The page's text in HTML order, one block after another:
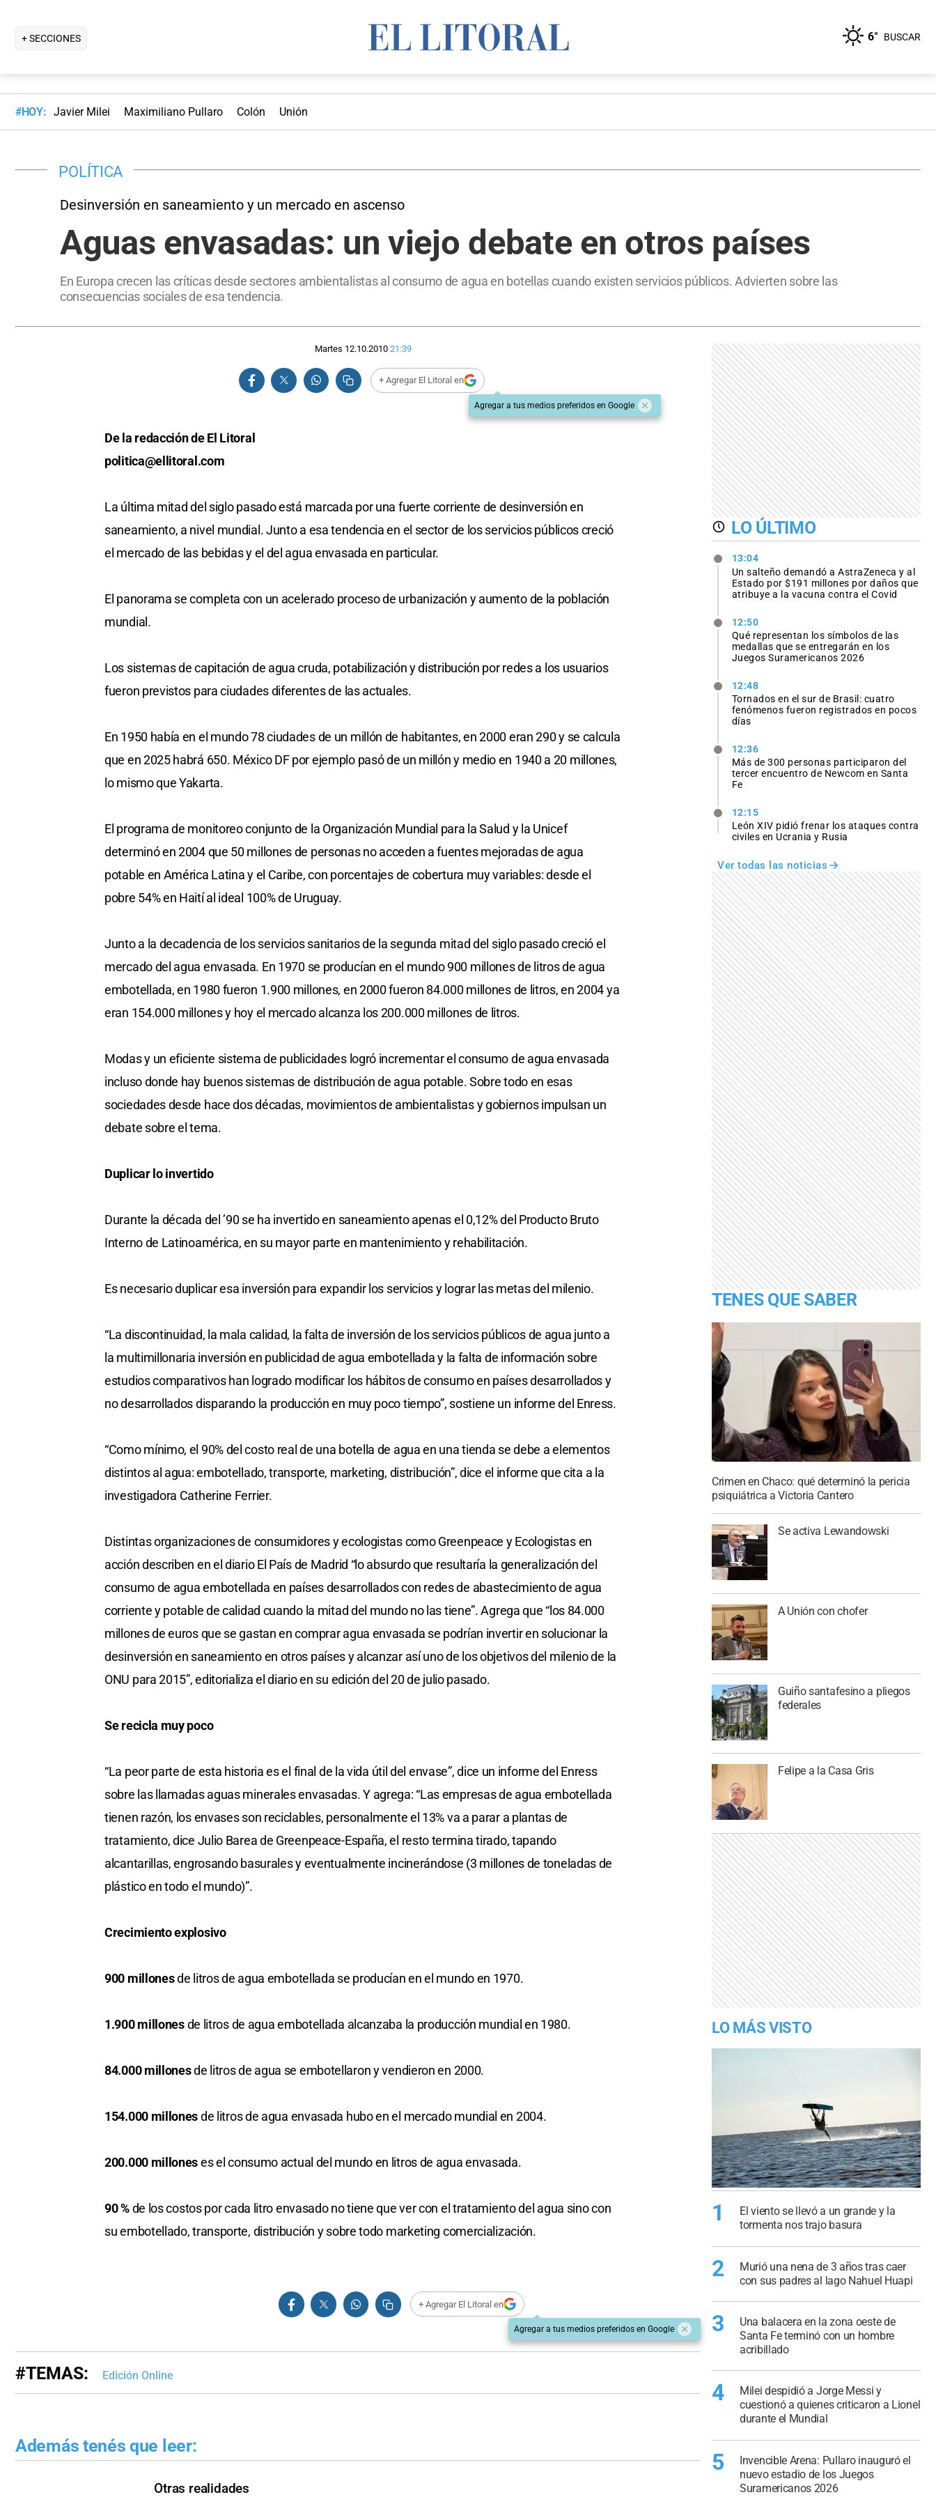
+ SECCIONES 6° BUSCAR
#HOY: Javier Milei Maximiliano Pullaro Colón Unión
POLÍTICA
Desinversión en saneamiento y un mercado en ascenso
Aguas envasadas: un viejo debate en otros países
En Europa crecen las críticas desde sectores ambientalistas al consumo de agua en botellas cuando existen servicios públicos. Advierten sobre las
consecuencias sociales de esa tendencia.
Martes 12.10.2010 21:39
+ Agregar El Litoral en
Agregar a tus medios preferidos en Google
De la redacción de El Litoral
politica@ellitoral.com
La última mitad del siglo pasado está marcada por una fuerte corriente de desinversión en
saneamiento, a nivel mundial. Junto a esa tendencia en el sector de los servicios públicos creció
el mercado de las bebidas y el del agua envasada en particular.
El panorama se completa con un acelerado proceso de urbanización y aumento de la población
mundial.
Los sistemas de capitación de agua cruda, potabilización y distribución por redes a los usuarios
fueron previstos para ciudades diferentes de las actuales.
En 1950 había en el mundo 78 ciudades de un millón de habitantes, en 2000 eran 290 y se calcula
que en 2025 habrá 650. México DF por ejemplo pasó de un millón y medio en 1940 a 20 millones,
lo mismo que Yakarta.
El programa de monitoreo conjunto de la Organización Mundial para la Salud y la Unicef
determinó en 2004 que 50 millones de personas no acceden a fuentes mejoradas de agua
potable en América Latina y el Caribe, con porcentajes de cobertura muy variables: desde el
pobre 54% en Haití al ideal 100% de Uruguay.
Junto a la decadencia de los servicios sanitarios de la segunda mitad del siglo pasado creció el
mercado del agua envasada. En 1970 se producían en el mundo 900 millones de litros de agua
embotellada, en 1980 fueron 1.900 millones, en 2000 fueron 84.000 millones de litros, en 2004 ya
eran 154.000 millones y hoy el mercado alcanza los 200.000 millones de litros.
Modas y un eficiente sistema de publicidades logró incrementar el consumo de agua envasada
incluso donde hay buenos sistemas de distribución de agua potable. Sobre todo en esas
sociedades desde hace dos décadas, movimientos de ambientalistas y gobiernos impulsan un
debate sobre el tema.
Duplicar lo invertido
Durante la década del ’90 se ha invertido en saneamiento apenas el 0,12% del Producto Bruto
Interno de Latinoamérica, en su mayor parte en mantenimiento y rehabilitación.
Es necesario duplicar esa inversión para expandir los servicios y lograr las metas del milenio.
“La discontinuidad, la mala calidad, la falta de inversión de los servicios públicos de agua junto a
la multimillonaria inversión en publicidad de agua embotellada y la falta de información sobre
estudios comparativos han logrado modificar los hábitos de consumo en países desarrollados y
no desarrollados disparando la producción en muy poco tiempo”, sostiene un informe del Enress.
“Como mínimo, el 90% del costo real de una botella de agua en una tienda se debe a elementos
distintos al agua: embotellado, transporte, marketing, distribución”, dice el informe que cita a la
investigadora Catherine Ferrier.
Distintas organizaciones de consumidores y ecologistas como Greenpeace y Ecologistas en
acción describen en el diario El País de Madrid “lo absurdo que resultaría la generalización del
consumo de agua embotellada en países desarrollados con redes de abastecimiento de agua
corriente y potable de calidad cuando la mitad del mundo no las tiene”. Agrega que “los 84.000
millones de euros que se gastan en comprar agua envasada se podrían invertir en solucionar la
desinversión en saneamiento en otros países y alcanzar así uno de los objetivos del milenio de la
ONU para 2015”, editorializa el diario en su edición del 20 de julio pasado.
Se recicla muy poco
“La peor parte de esta historia es el final de la vida útil del envase”, dice un informe del Enress
sobre las llamadas aguas minerales envasadas. Y agrega: “Las empresas de agua embotellada
tienen razón, los envases son reciclables, personalmente el 13% va a parar a plantas de
tratamiento, dice Julio Barea de Greenpeace-España, el resto termina tirado, tapando
alcantarillas, engrosando basurales y eventualmente incinerándose (3 millones de toneladas de
plástico en todo el mundo)”.
Crecimiento explosivo
900 millonesde litros de agua embotellada se producían en el mundo en 1970.
1.900 millonesde litros de agua embotellada alcanzaba la producción mundial en 1980.
84.000 millonesde litros de agua se embotellaron y vendieron en 2000.
154.000 millonesde litros de agua envasada hubo en el mercado mundial en 2004.
200.000 milloneses el consumo actual del mundo en litros de agua envasada.
90 %de los costos por cada litro envasado no tiene que ver con el tratamiento del agua sino con
su embotellado, transporte, distribución y sobre todo marketing comercialización.
+ Agregar El Litoral en
Agregar a tus medios preferidos en Google
#TEMAS: Edición Online
Además tenés que leer:
Otras realidades
LO ÚLTIMO
13:04
Un salteño demandó a AstraZeneca y al
Estado por $191 millones por daños que
atribuye a la vacuna contra el Covid
12:50
Qué representan los símbolos de las
medallas que se entregarán en los
Juegos Suramericanos 2026
12:48
Tornados en el sur de Brasil: cuatro
fenómenos fueron registrados en pocos
días
12:36
Más de 300 personas participaron del
tercer encuentro de Newcom en Santa
Fe
12:15
León XIV pidió frenar los ataques contra
civiles en Ucrania y Rusia
Ver todas las noticias
TENES QUE SABER
Crimen en Chaco: qué determinó la pericia
psiquiátrica a Victoria Cantero
Se activa Lewandowski
A Unión con chofer
Guiño santafesino a pliegos
federales
Felipe a la Casa Gris
LO MÁS VISTO
1
El viento se llevó a un grande y la
tormenta nos trajo basura
2
Murió una nena de 3 años tras caer
con sus padres al lago Nahuel Huapi
3
Una balacera en la zona oeste de
Santa Fe terminó con un hombre
acribillado
4
Milei despidió a Jorge Messi y
cuestionó a quienes criticaron a Lionel
durante el Mundial
5
Invencible Arena: Pullaro inauguró el
nuevo estadio de los Juegos
Suramericanos 2026